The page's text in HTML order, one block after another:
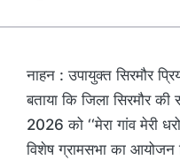
नाहन : उपायुक्त सिरमौर
बताया कि जिला सिरमौर
2026 को ‘‘मेरा गांव मेरी
विशेष ग्रामसभा का आयोजन